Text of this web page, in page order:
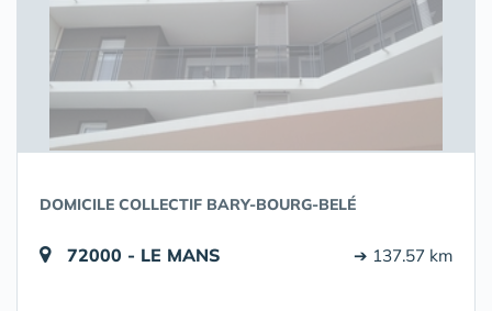
DOMICILE COLLECTIF BARY-BOURG-BELÉ
72000 - LE MANS ➔ 137.57 km